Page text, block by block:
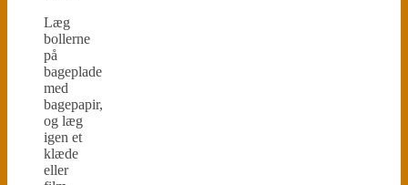
Læg
bollerne
på
bageplade
med
bagepapir,
og læg
igen et
klæde
eller